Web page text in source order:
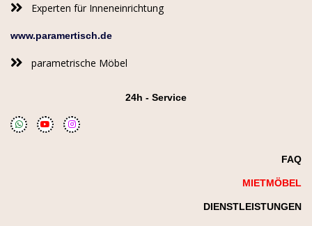
Experten für Inneneinrichtung
www.paramertisch.de
parametrische Möbel
24h - Service
FAQ
MIETMÖBEL
DIENSTLEISTUNGEN